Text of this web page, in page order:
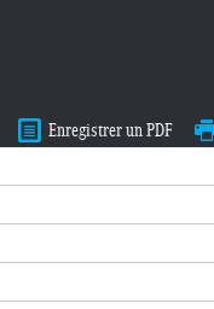
Enregistrer un PDF